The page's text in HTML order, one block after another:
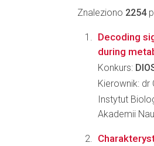
Znaleziono 2254
Decoding
during
Konkurs:
Kierownik: dr
Instytut
Akademii